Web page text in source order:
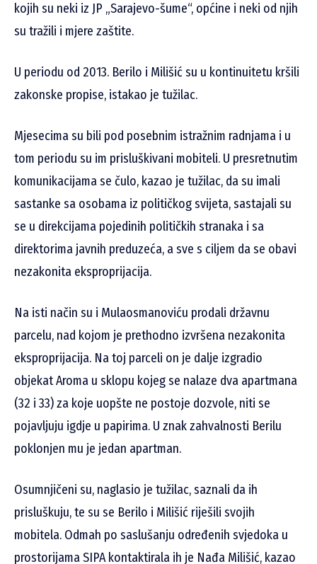
kojih su neki iz JP „Sarajevo-šume“, općine i neki od njih
su tražili i mjere zaštite.
U periodu od 2013. Berilo i Milišić su u kontinuitetu kršili
zakonske propise, istakao je tužilac.
Mjesecima su bili pod posebnim istražnim radnjama i u
tom periodu su im prisluškivani mobiteli. U presretnutim
komunikacijama se čulo, kazao je tužilac, da su imali
sastanke sa osobama iz političkog svijeta, sastajali su
se u direkcijama pojedinih političkih stranaka i sa
direktorima javnih preduzeća, a sve s ciljem da se obavi
nezakonita eksproprijacija.
Na isti način su i Mulaosmanoviću prodali državnu
parcelu, nad kojom je prethodno izvršena nezakonita
eksproprijacija. Na toj parceli on je dalje izgradio
objekat Aroma u sklopu kojeg se nalaze dva apartmana
(32 i 33) za koje uopšte ne postoje dozvole, niti se
pojavljuju igdje u papirima. U znak zahvalnosti Berilu
poklonjen mu je jedan apartman.
Osumnjičeni su, naglasio je tužilac, saznali da ih
prisluškuju, te su se Berilo i Milišić riješili svojih
mobitela. Odmah po saslušanju određenih svjedoka u
prostorijama SIPA kontaktirala ih je Nađa Milišić, kazao